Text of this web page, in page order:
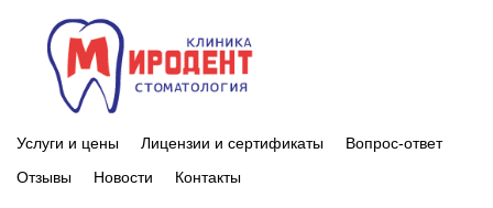
Услуги и цены Лицензии и сертификаты
Вопрос-ответ
Отзывы
Новости Контакты